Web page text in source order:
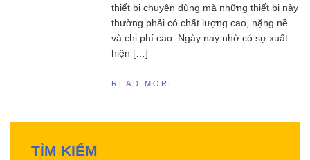
thiết bị chuyên dùng mà những thiết bị này
thường phải có chất lượng cao, nặng nề
và chi phí cao. Ngày nay nhờ có sự xuất
hiện […]
READ MORE
TÌM KIẾM